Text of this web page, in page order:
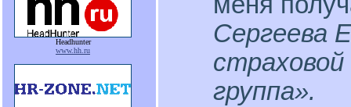
Headhunter
www.hh.ru
Сергеева
группа».